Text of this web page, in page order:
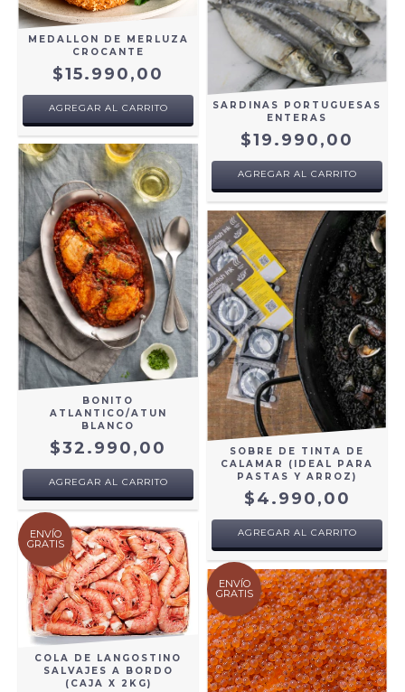
MEDALLON DE MERLUZA
CROCANTE
$15.990,00
AGREGAR AL CARRITO
SARDINAS PORTUGUESAS
ENTERAS
$19.990,00
AGREGAR AL CARRITO
BONITO
ATLANTICO/ATUN
BLANCO
$32.990,00
AGREGAR AL CARRITO
SOBRE DE TINTA DE
CALAMAR (IDEAL PARA
PASTAS Y ARROZ)
$4.990,00
AGREGAR AL CARRITO
ENVÍO
GRATIS
COLA DE LANGOSTINO
SALVAJES A BORDO
(CAJA X 2KG)
ENVÍO
GRATIS